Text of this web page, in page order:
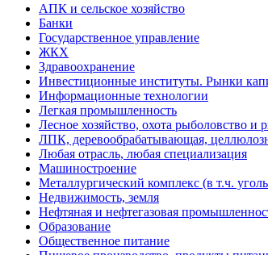
АПК и сельское хозяйство
Банки
Государственное управление
ЖКХ
Здравоохранение
Инвестиционные институты. Рынки
Информационные технологии
Легкая промышленность
Лесное хозяйство, охота рыболовство и
ЛПК, деревообрабатывающая,
Любая отрасль, любая специализация
Машиностроение
Металлургический комплекс (в т.ч.
Недвижимость, земля
Нефтяная и нефтегазовая
Образование
Общественное питание